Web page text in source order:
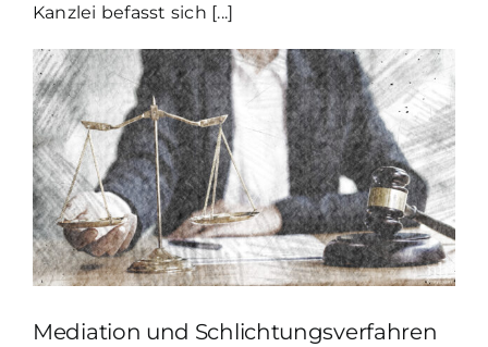
Kanzlei befasst sich [...]
Mediation und Schlichtungsverfahren